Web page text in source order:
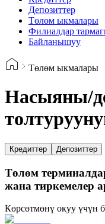
Депозиттер
Төлөм ыкмалары
Филиалдар
Байланышуу
Төлөм ыкмалары
Насыяны/
Кредиттер Депозиттер
Төлөм
жана тиркемелер
Көрсөтмөнү окуу үчүн